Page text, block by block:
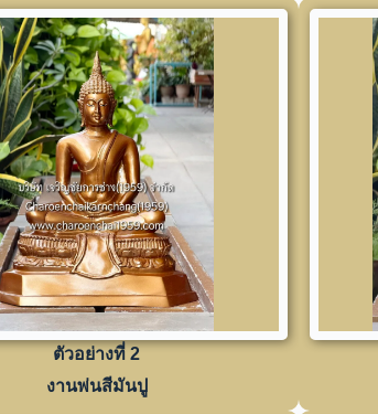
ตัวอย่างที่ 2
งานพ่นสีมันปู